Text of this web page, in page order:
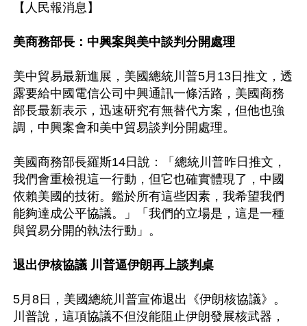
【人民報消息】
美商務部長：中興案與美中談判分開處理
美中貿易最新進展，美國總統川普5月13日推文，透
露要給中國電信公司中興通訊一條活路，美國商務
部長最新表示，迅速研究有無替代方案，但他也強
調，中興案會和美中貿易談判分開處理。
美國商務部長羅斯14日說：「總統川普昨日推文，
我們會重檢視這一行動，但它也確實體現了，中國
依賴美國的技術。鑑於所有這些因素，我希望我們
能夠達成公平協議。」「我們的立場是，這是一種
與貿易分開的執法行動」。
退出伊核協議 川普逼伊朗再上談判桌
5月8日，美國總統川普宣佈退出《伊朗核協議》。
川普說，這項協議不但沒能阻止伊朗發展核武器，